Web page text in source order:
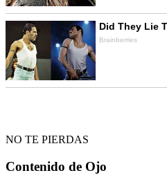
NO TE PIERDAS
Contenido de Ojo